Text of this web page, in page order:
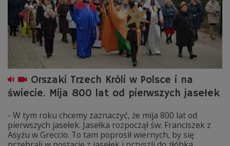
Orszaki Trzech Króli w Polsce i na
świecie. Mija 800 lat od pierwszych jasełek
- W tym roku chcemy zaznaczyć, że mija 800 lat od
pierwszych jasełek. Jasełka rozpoczął św. Franciszek z
Asyżu w Greccio. To tam poprosił wiernych, by się